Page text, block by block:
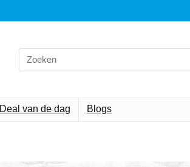
Deal van de dag Blogs